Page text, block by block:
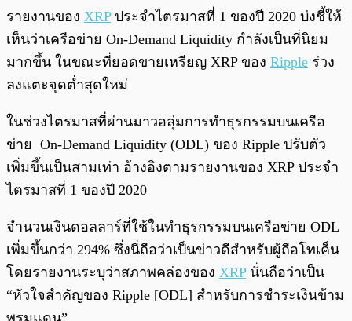
0:00
รายงานของ XRPประจำไตรมาสที่ 1 ของปี 2020 บ่งชี้ให้
เห็นว่าเครือข่าย On-Demand Liquidity กำลังเป็นที่นิยม
มากขึ้น ในขณะที่ยอดขายเหรียญ XRP ของ Ripple ร่วง
ลงแตะจุดต่ำสุดใหม่
ในช่วงไตรมาสที่ผ่านมาวอลุ่มการทำธุรกรรมบนเครือ
ข่าย On-Demand Liquidity (ODL) ของ Ripple ปรับตัว
เพิ่มขึ้นเป็นสามเท่า อ้างอิงตามรายงานของ XRP ประจำ
ไตรมาสที่ 1 ของปี 2020
จำนวนเงินดอลลาร์ที่ใช้ในทำธุรกรรมบนเครือข่าย ODL
เพิ่มขึ้นกว่า 294% ซึ่งนี่ถือว่าเป็นข่าวดีสำหรับผู้ถือโทเค็น
โดยรายงานระบุว่าสภาพคล่องของ XRPนั่นถือว่าเป็น
“หัวใจสำคัญของ Ripple [ODL] สำหรับการชำระเงินข้าม